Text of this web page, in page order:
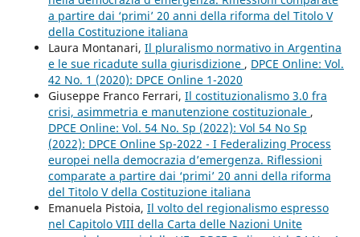
a partire dai ‘primi’ 20 anni della riforma del Titolo V
della Costituzione italiana
Laura Montanari, Il pluralismo normativo in Argentina
e le sue ricadute sulla giurisdizione , DPCE Online: Vol.
42 No. 1 (2020): DPCE Online 1-2020
Giuseppe Franco Ferrari, Il costituzionalismo 3.0 fra
crisi, asimmetria e manutenzione costituzionale ,
DPCE Online: Vol. 54 No. Sp (2022): Vol 54 No Sp
(2022): DPCE Online Sp-2022 - I Federalizing Process
europei nella democrazia d’emergenza. Riflessioni
comparate a partire dai ‘primi’ 20 anni della riforma
del Titolo V della Costituzione italiana
Emanuela Pistoia, Il volto del regionalismo espresso
nel Capitolo VIII della Carta delle Nazioni Unite